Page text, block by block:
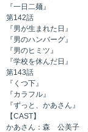
『一日二麺』
第142話
『男が生まれた日』
『男のハンバーグ』
『男のヒミツ』
『学校を休んだ日』
第143話
『くつ下』
『カラフル』
『ずっと、かあさん』
【CAST】
かあさん：森 公美子